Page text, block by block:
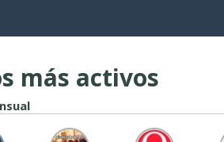
más activos